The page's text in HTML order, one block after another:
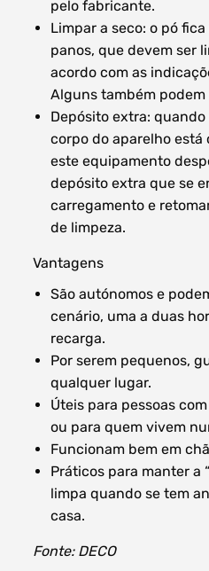
pelo fabricante.
Limpar a seco: o pó
panos, que devem ser
acordo com as
Alguns também
Depósito extra:
corpo do aparelho está
este equipamento
depósito extra que se
carregamento e
de limpeza.
Vantagens
São autónomos e
cenário, uma a duas
recarga.
Por serem pequenos,
qualquer lugar.
Úteis para pessoas
ou para quem vivem
Funcionam bem em
Práticos para manter a
limpa quando se tem
casa.
Fonte: DECO